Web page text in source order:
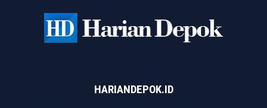
HARIANDEPOK.ID